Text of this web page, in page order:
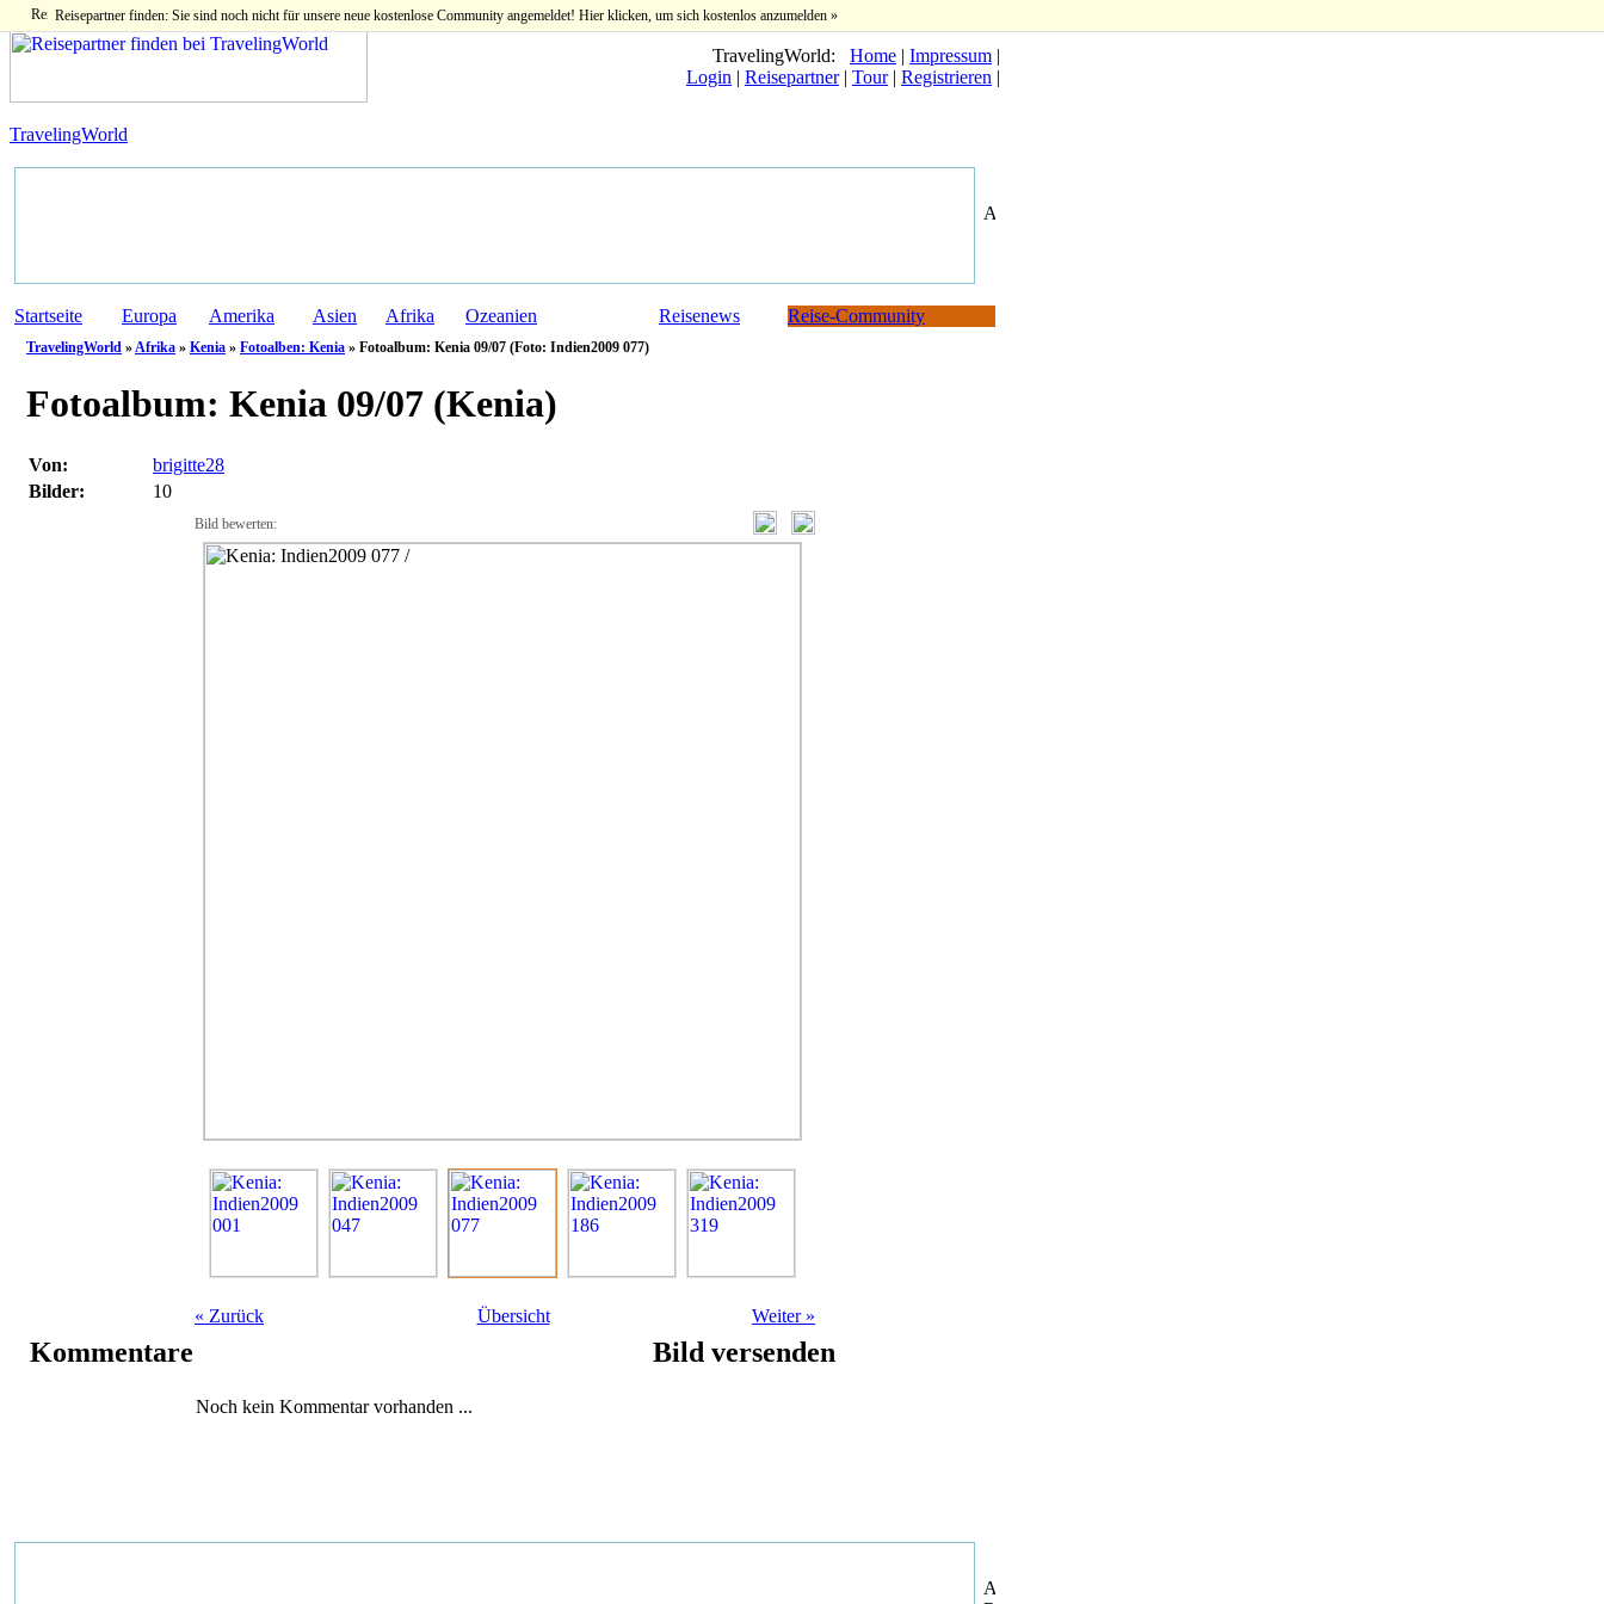
Reisepartner finden: Sie sind noch nicht für unsere neue kostenlose Community angemeldet! Hier klicken, um sich kostenlos anzumelden »
TravelingWorld: Home | Impressum |
Login | Reisepartner| Tour| Registrieren |
TravelingWorld
Startseite Europa Amerika Asien Afrika Ozeanien Reisenews Reise-Community
TravelingWorld »Afrika » Kenia » Fotoalben: Kenia » Fotoalbum: Kenia 09/07 (Foto: Indien2009 077)
Fotoalbum: Kenia 09/07 (Kenia)
Von:
brigitte28
Bilder:
10
Bild bewerten:
« Zurück Übersicht Weiter »
Kommentare
Noch kein Kommentar vorhanden ...
Bild versenden